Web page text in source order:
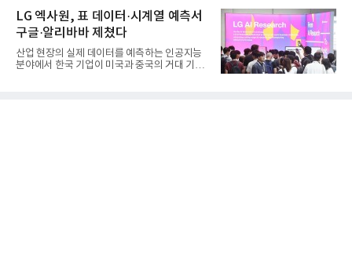
LG 엑사원, 표 데이터·시계열 예측서
구글·알리바바 제쳤다
산업 현장의 실제 데이터를 예측하는 인공지능
분야에서 한국 기업이 미국과 중국의 거대 기술